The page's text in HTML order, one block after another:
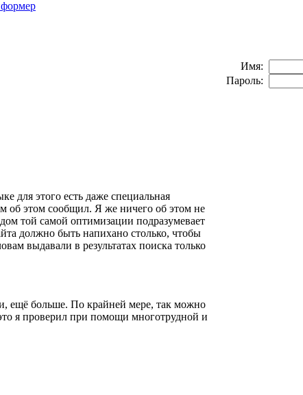
для этого есть даже специальная
об этом сообщил. Я же ничего об этом не
той самой оптимизации подразумевает
должно быть напихано столько, чтобы
выдавали в результатах поиска только
ещё больше. По крайней мере, так можно
я проверил при помощи многотрудной и
Имя:
Пароль: